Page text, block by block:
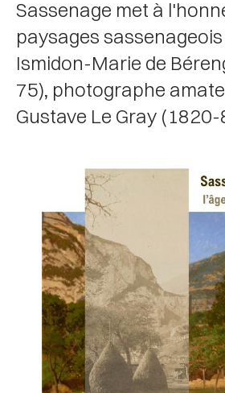
Sassenage met à
paysages
Ismidon-Marie de
75), photographe
Gustave Le Gray (1820-